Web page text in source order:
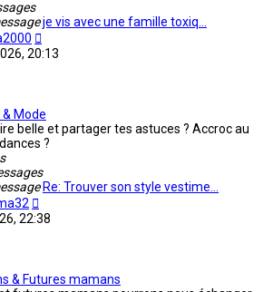
je vis avec une famille toxiq…
le
20:13
Mode
belle et partager tes astuces ? Accroc au
?
Re: Trouver son style vestime…
le
22:38
& Futures mamans